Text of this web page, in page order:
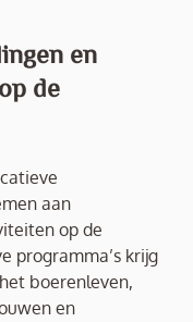
en
de
aan
op de
programma’s krijg
boerenleven,
en